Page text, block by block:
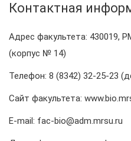
Контактная
Адрес факультета: 430019,
(корпус № 14)
Телефон: 8 (8342) 32-25-23
Сайт факультета:
E-mail: fac-bio@adm.mrsu.ru